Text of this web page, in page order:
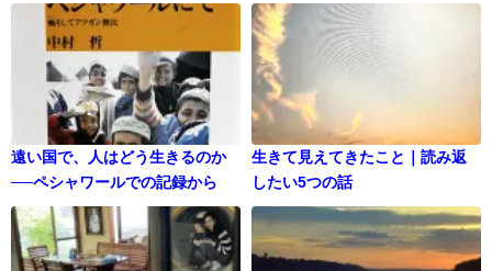
遠い国で、人はどう生きるのか
──ペシャワールでの記録から
生きて見えてきたこと｜読み返
したい5つの話